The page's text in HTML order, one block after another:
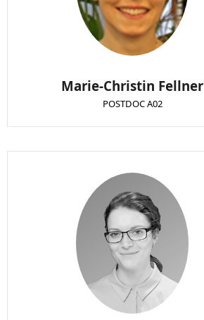
Marie-Christin Fellner
POSTDOC A02